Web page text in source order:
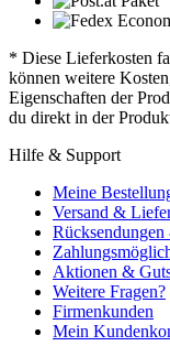
* Diese Lieferkosten
können weitere
Eigenschaften der
du direkt in der
Hilfe & Support
Meine
Versand &
Aktionen &
Weitere Fragen?
Firmenkunden
Mein